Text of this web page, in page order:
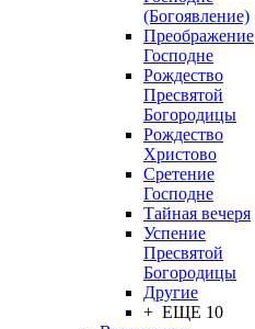
(Богоявление)
Преображение
Господне
Рождество
Пресвятой
Богородицы
Рождество
Христово
Сретение
Господне
Тайная вечеря
Успение
Пресвятой
Богородицы
Другие
+ ЕЩЕ 10